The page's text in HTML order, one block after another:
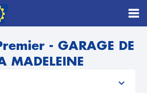
- GARAGE DE
MADELEINE